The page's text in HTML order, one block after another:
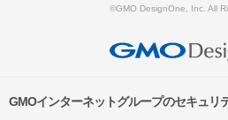
©GMO DesignOne, Inc. All
GMOインターネットグループのセキュリ